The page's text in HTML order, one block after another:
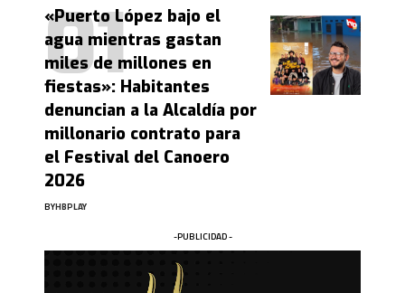
«Puerto López bajo el
agua mientras gastan
miles de millones en
fiestas»: Habitantes
denuncian a la Alcaldía por
millonario contrato para
el Festival del Canoero
2026
BYHBPLAY
-PUBLICIDAD -